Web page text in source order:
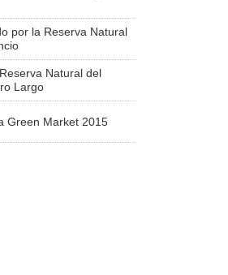
por la Reserva Natural
Natural del
Largo
Green Market 2015